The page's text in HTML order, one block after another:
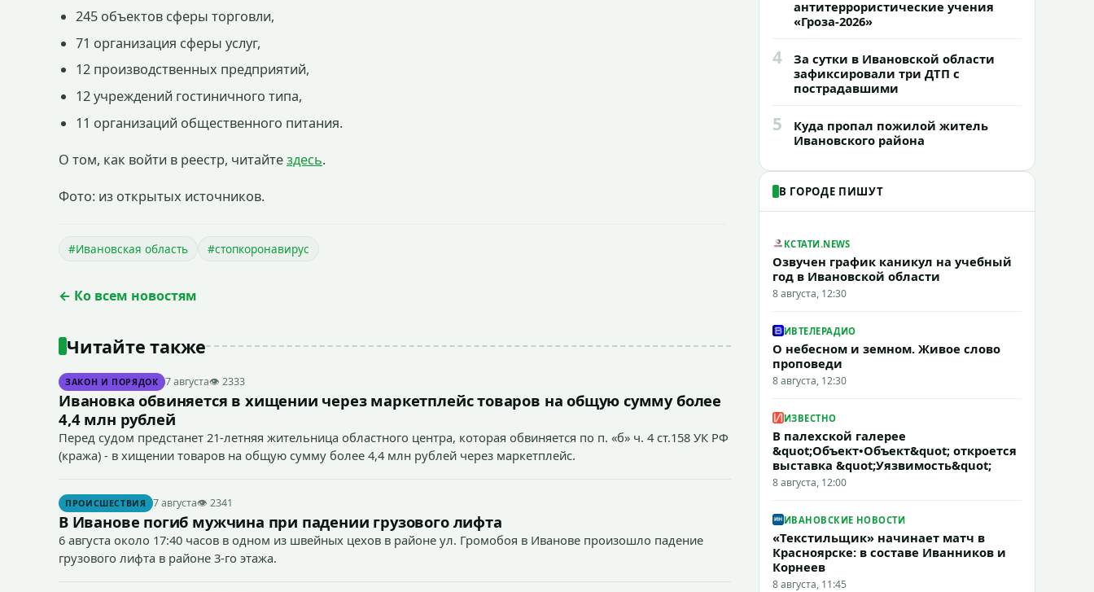
245 объектов сферы торговли,
71 организация сферы услуг,
12 производственных предприятий,
12 учреждений гостиничного типа,
11 организаций общественного питания.
О том, как войти в реестр, читайтездесь.
Фото: из открытых источников.
#Ивановская область #стопкоронавирус
← Ко всем новостям
Читайте также
ЗАКОН И ПОРЯДОК 7 августа👁 2333
Ивановка обвиняется в хищении через маркетплейс товаров на общую сумму более
4,4 млн рублей
Перед судом предстанет 21-летняя жительница областного центра, которая обвиняется по п. «б» ч. 4 ст.158 УК РФ
(кража) - в хищении товаров на общую сумму более 4,4 млн рублей через маркетплейс.
ПРОИСШЕСТВИЯ 7 августа👁 2341
В Иванове погиб мужчина при падении грузового лифта
6 августа около 17:40 часов в одном из швейных цехов в районе ул. Громобоя в Иванове произошло падение
грузового лифта в районе 3-го этажа.
антитеррористические учения
«Гроза-2026»
4
За сутки в Ивановской области
зафиксировали три ДТП с
пострадавшими
5
Куда пропал пожилой житель
Ивановского района
В ГОРОДЕ ПИШУТ
КСТАТИ.NEWS
Озвучен график каникул на учебный
год в Ивановской области
8 августа, 12:30
ИВТЕЛЕРАДИО
О небесном и земном. Живое слово
проповеди
8 августа, 12:30
ИЗВЕСТНО
В палехской галерее
&quot;Объект•Объект&quot; откроется
выставка &quot;Уязвимость&quot;
8 августа, 12:00
ИВАНОВСКИЕ НОВОСТИ
«Текстильщик» начинает матч в
Красноярске: в составе Иванников и
Корнеев
8 августа, 11:45